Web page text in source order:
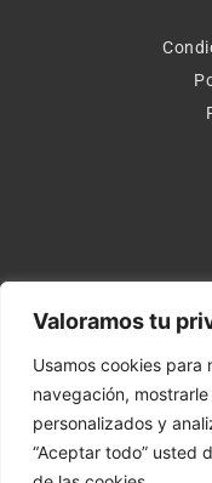
Valoramos tu
Usamos cookies para
navegación,
personalizados y
“Aceptar todo” usted
Horario:
Lun-Vie